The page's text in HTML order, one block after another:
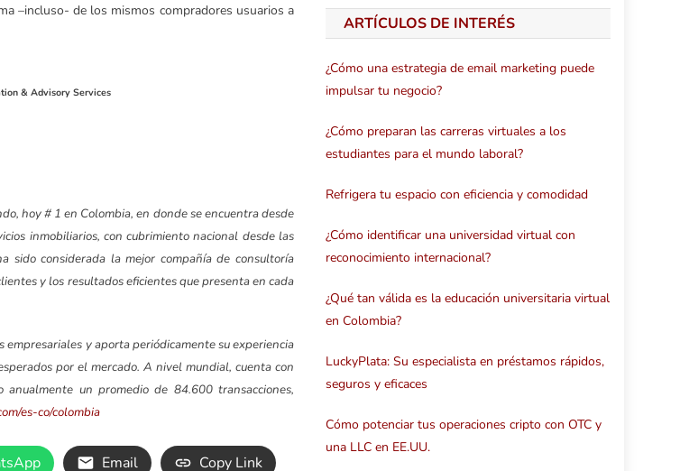
–incluso- de los mismos compradores usuarios a
& Advisory Services
hoy # 1 en Colombia, en donde se encuentra desde
inmobiliarios, con cubrimiento nacional desde las
sido considerada la mejor compañía de consultoría
y los resultados eficientes que presenta en cada
y aporta periódicamente su experiencia
por el mercado. A nivel mundial, cuenta con
un promedio de 84.600 transacciones,
es-co/colombia
Email Copy Link
ARTÍCULOS DE INTERÉS
¿Cómo una estrategia de email marketing puede
impulsar tu negocio?
¿Cómo preparan las carreras virtuales a los
estudiantes para el mundo laboral?
Refrigera tu espacio con eficiencia y comodidad
¿Cómo identificar una universidad virtual con
reconocimiento internacional?
¿Qué tan válida es la educación universitaria virtual
en Colombia?
LuckyPlata: Su especialista en préstamos rápidos,
seguros y eficaces
Cómo potenciar tus operaciones cripto con OTC y
una LLC en EE.UU.